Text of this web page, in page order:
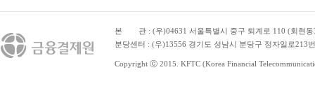
본 관 : (우)04631 서울특별시 중구 퇴계로 110 (회현
분당센터 : (우)13556 경기도 성남시 분당구 정자일로213
Copyright ⓒ 2015. KFTC (Korea Financial